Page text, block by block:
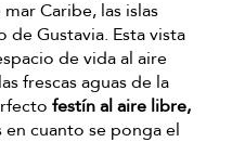
Caribe, las islas
Gustavia. Esta vista
de vida al aire
frescas aguas de la
festín al aire libre,
cuanto se ponga el